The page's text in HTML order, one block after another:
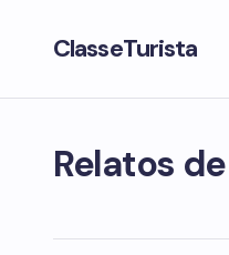
ClasseTurista
Relatos